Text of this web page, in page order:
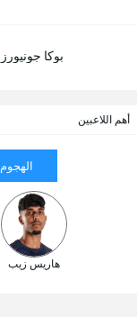
بوكا جونيورز
أهم اللاعبين
الهجوم
هاريس زيب